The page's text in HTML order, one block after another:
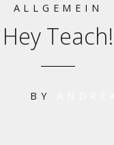
ALLGEMEIN
Hey Teach!
BY